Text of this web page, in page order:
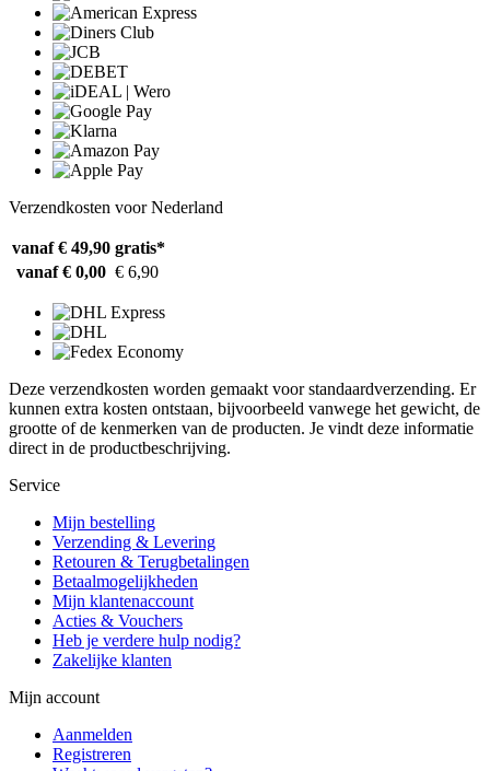
Verzendkosten voor Nederland
vanaf € 49,90 gratis*
vanaf € 0,00 € 6,90
Deze verzendkosten worden gemaakt voor standaardverzending. Er
kunnen extra kosten ontstaan, bijvoorbeeld vanwege het gewicht, de
grootte of de kenmerken van de producten. Je vindt deze informatie
direct in de productbeschrijving.
Service
Mijn bestelling
Verzending & Levering
Retouren & Terugbetalingen
Betaalmogelijkheden
Mijn klantenaccount
Acties & Vouchers
Heb je verdere hulp nodig?
Zakelijke klanten
Mijn account
Aanmelden
Registreren